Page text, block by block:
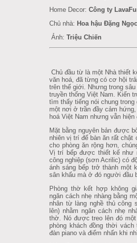
Home Decor: Công ty
Chủ nhà: Hoa hậu Đặng
Ảnh: Triệu Chiến
Chủ đầu từ là một Nhà thiết
văn hoá, đã từng có cơ hội
trên thế giới. Nhưng trong
truyền thống Việt Nam. Kiến
tìm thấy tiếng nói chung
một nơi ở trần đầy cảm
hoá Việt Nam nhưng vẫn hiện
Mặt bằng nguyên bản được
nhiên vị trí để bàn ăn rất
cho phòng ăn rộng hơn,
Vị trí bếp được thiết kế như
công nghiệp (sơn Acrilic) có
ánh sáng bếp trở thành một
sân khấu mà ở đó người đầu
Phòng thờ kết hợp không
ngăn cách nhẹ nhàng bằng
nhân từ làng nghề thủ
lên) nhằm ngăn cách nhẹ
thờ. Nó được treo lên đó
phòng khách đồng thời
đàn piano và điểm nhấn khi